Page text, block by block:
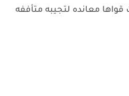
معانده لتجيبه متأففه